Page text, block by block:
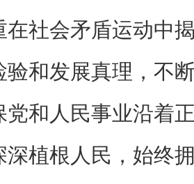
在社会矛盾运动中
验和发展真理，不
党和人民事业沿着
植根人民，始终